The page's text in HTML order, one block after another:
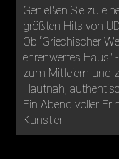
Genießen Sie zu
größten Hits von
Ob “Griechischer
ehrenwertes Haus"
zum Mitfeiern und
Hautnah,
Ein Abend voller
Künstler.